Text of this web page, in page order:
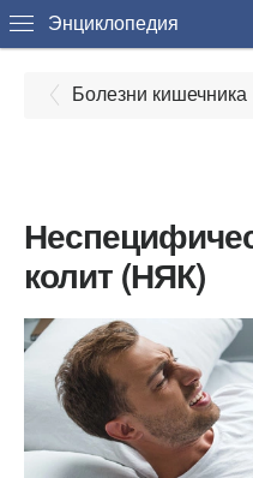
Энциклопедия
Болезни кишечника
колит (НЯК)